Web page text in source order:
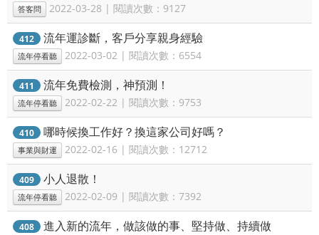
答客問 2022-03-28 | 閱讀次數：9127
412 流年運診斷，客戶分享親身經驗
流年停看聽 2022-03-02 | 閱讀次數：6554
411 流年免費檢測，神預測！
流年停看聽 2022-02-22 | 閱讀次數：9753
410 哪時候換工作好？換這家公司好嗎？
事業與財運 2022-02-16 | 閱讀次數：12712
409 小人退散！
流年停看聽 2022-02-09 | 閱讀次數：7392
408 進入新的流年，做該做的事、堅持做、持續做